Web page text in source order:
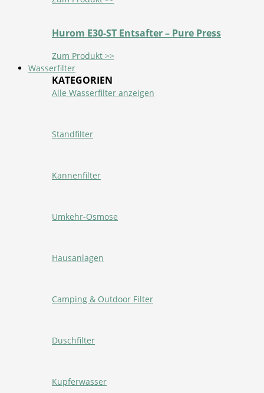
Hurom E30-ST Entsafter – Pure Press
Zum Produkt >>
Wasserfilter
KATEGORIEN
Alle Wasserfilter anzeigen
Standfilter
Kannenfilter
Umkehr-Osmose
Hausanlagen
Camping & Outdoor Filter
Duschfilter
Kupferwasser